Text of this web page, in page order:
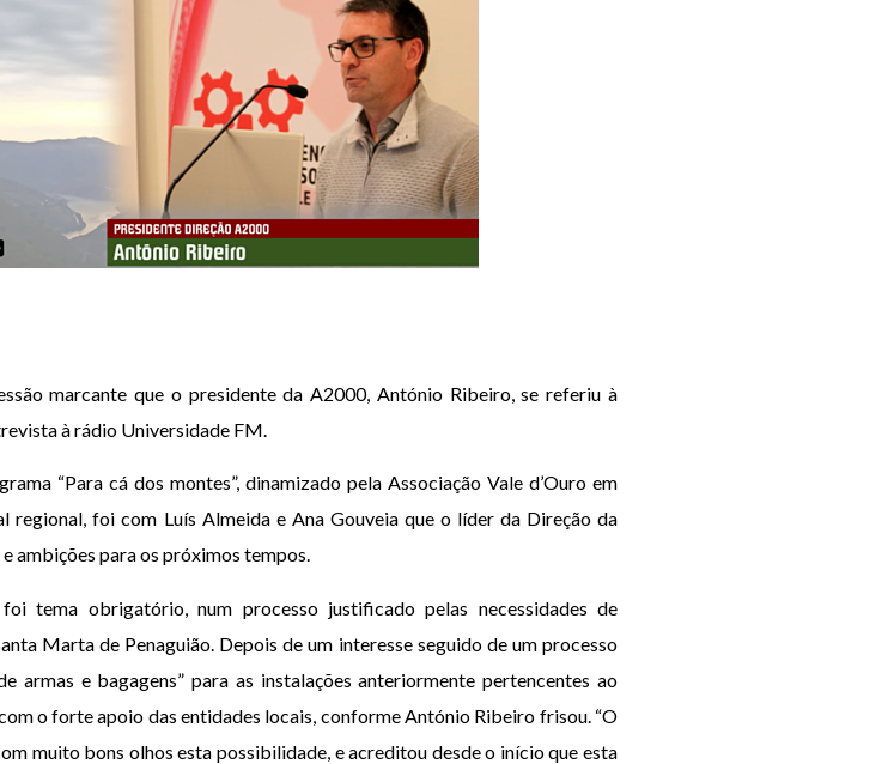
marcante que o presidente da A2000, António Ribeiro, se referiu à
à rádio Universidade FM.
“Para cá dos montes”, dinamizado pela Associação Vale d’Ouro em
foi com Luís Almeida e Ana Gouveia que o líder da Direção da
ambições para os próximos tempos.
tema obrigatório, num processo justificado pelas necessidades de
Marta de Penaguião. Depois de um interesse seguido de um processo
armas e bagagens” para as instalações anteriormente pertencentes ao
o forte apoio das entidades locais, conforme António Ribeiro frisou. “O
muito bons olhos esta possibilidade, e acreditou desde o início que esta